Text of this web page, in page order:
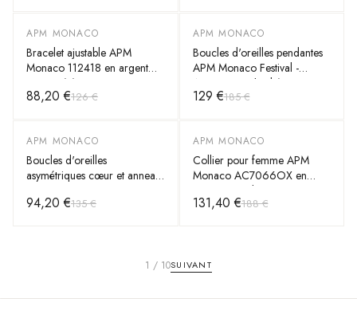
-30%
APM MONACO
Bracelet ajustable APM
Monaco 112418 en argent
925, météorite et zirconiums,
unisexe
88,20 €126 €
-30%
APM MONACO
Boucles d'oreilles pendantes
APM Monaco Festival -
Argent 925 rhodié avec
zirconiums - Réf. 112222
129 €185 €
-30%
APM MONACO
Boucles d'oreilles
asymétriques cœur et anneau
en argent 925 et zirconiums
94,20 €135 €
-30%
APM MONACO
Collier pour femme APM
Monaco AC7066OX en
argent 925, longueur
ajustable
131,40 €188 €
1 / 10SUIVANT